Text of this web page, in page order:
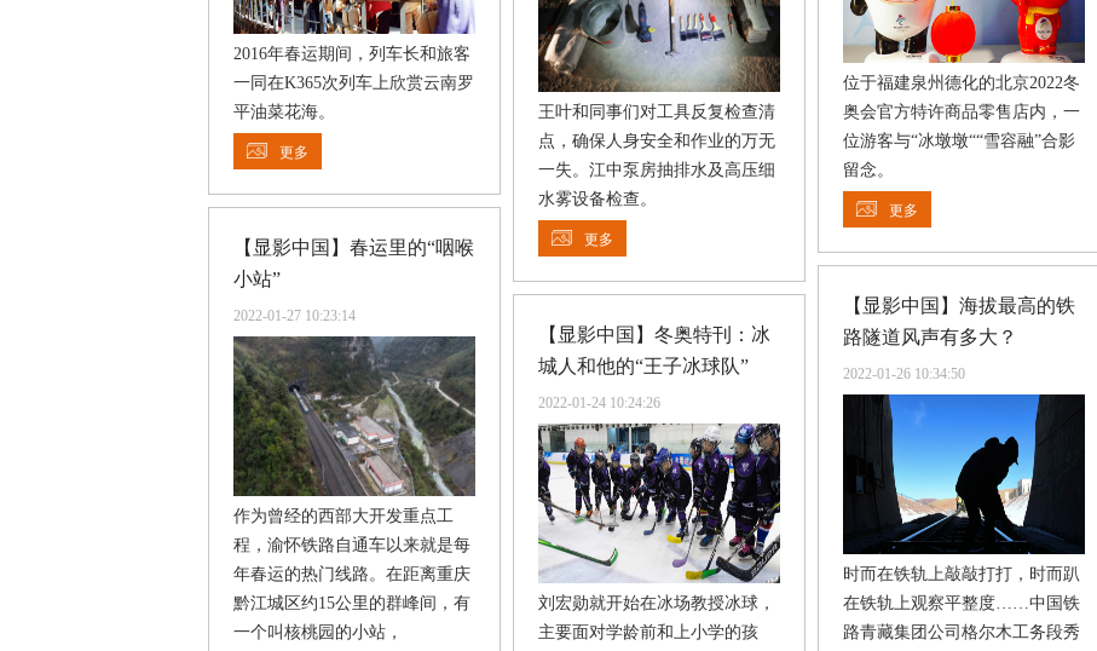
2016年春运期间，列车长和旅客
一同在K365次列车上欣赏云南罗
平油菜花海。
更多
位于福建泉州德化的北京2022冬
奥会官方特许商品零售店内，一
位游客与“冰墩墩““雪容融”合影
留念。
更多
王叶和同事们对工具反复检查清
点，确保人身安全和作业的万无
一失。江中泵房抽排水及高压细
水雾设备检查。
更多
【显影中国】春运里的“咽喉
小站”
2022-01-27 10:23:14
作为曾经的西部大开发重点工
程，渝怀铁路自通车以来就是每
年春运的热门线路。在距离重庆
黔江城区约15公里的群峰间，有
一个叫核桃园的小站，
【显影中国】海拔最高的铁
路隧道风声有多大？
2022-01-26 10:34:50
时而在铁轨上敲敲打打，时而趴
在铁轨上观察平整度……中国铁
路青藏集团公司格尔木工务段秀
【显影中国】冬奥特刊：冰
城人和他的“王子冰球队”
2022-01-24 10:24:26
刘宏勋就开始在冰场教授冰球，
主要面对学龄前和上小学的孩